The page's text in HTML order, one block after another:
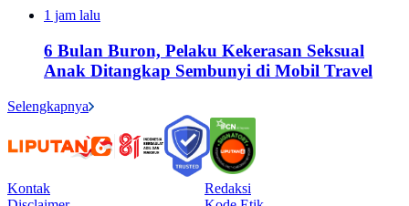
1 jam lalu
6 Bulan Buron, Pelaku Kekerasan Seksual
Anak Ditangkap Sembunyi di Mobil Travel
Selengkapnya
Kontak
Redaksi